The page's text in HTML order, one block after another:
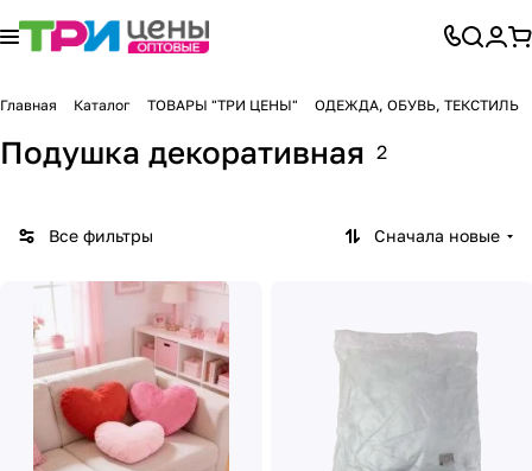
Главная Каталог ТОВАРЫ "ТРИ ЦЕНЫ" ОДЕЖДА, ОБУВЬ, ТЕКСТИЛЬ
Подушка декоративная 2
Все фильтры Сначала новые